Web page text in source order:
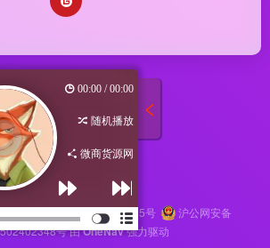
哥导航苏ICP备2024116145号
沪公网安备
号由OneNav强力驱动
00:00 / 00:00
随机播放
微商货源网